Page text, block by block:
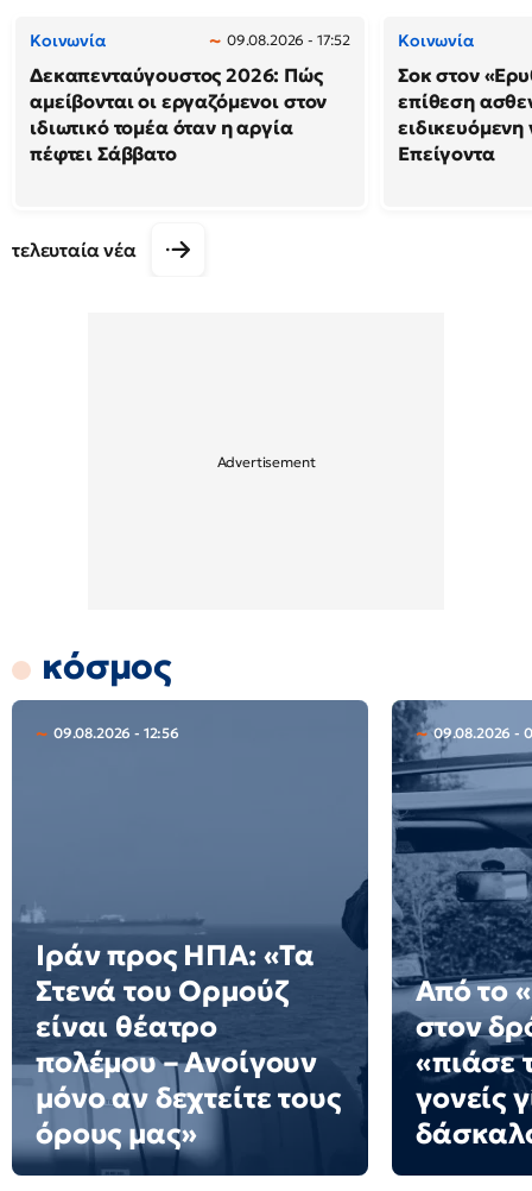
Κοινωνία 09.08.2026 - 17:52
Δεκαπενταύγουστος 2026: Πώς
αμείβονται οι εργαζόμενοι στον
ιδιωτικό τομέα όταν η αργία
πέφτει Σάββατο
Κοινωνία
Σοκ στον
επίθεση
Επείγοντα
τελευταία νέα
κόσμος
09.08.2026 - 12:56
Ιράν προς ΗΠΑ: «Τα
Στενά του Ορμούζ
είναι θέατρο
πολέμου – Ανοίγουν
μόνο αν δεχτείτε τους
όρους μας»
09.08.2026 -
Από το
στον
«πιάσε
γονείς